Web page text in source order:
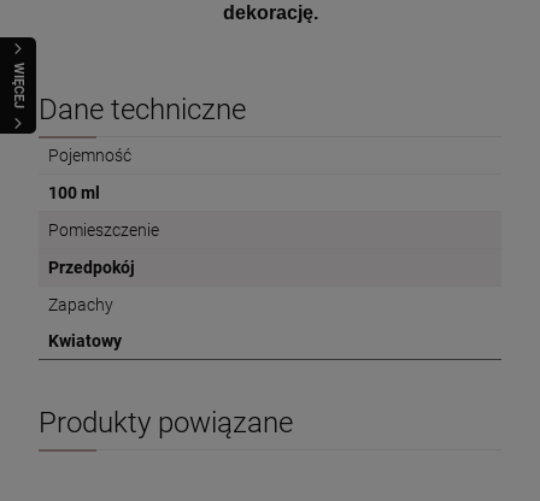
WIĘCEJ
dekorację.
Dane techniczne
Pojemność
100 ml
Pomieszczenie
Przedpokój
Zapachy
Kwiatowy
Produkty powiązane